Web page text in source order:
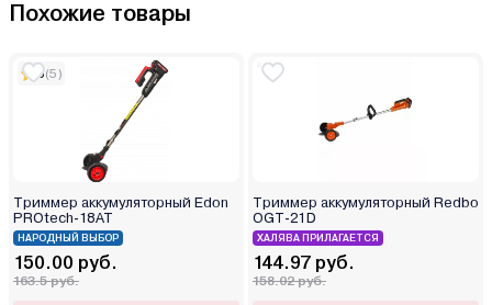
Похожие товары
5(5)
Триммер аккумуляторный Edon
PROtech-18AT
НАРОДНЫЙ ВЫБОР
150.00 руб.
163.5 руб.
Триммер аккумуляторный Redbo
OGT-21D
ХАЛЯВА ПРИЛАГАЕТСЯ
144.97 руб.
158.02 руб.